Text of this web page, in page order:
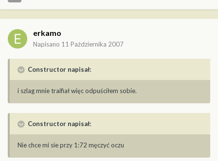
erkamo
Napisano 11 Października 2007
Constructor napisał:
i szlag mnie traifiał więc odpuściłem sobie.
Constructor napisał:
Nie chce mi sie przy 1:72 męczyć oczu